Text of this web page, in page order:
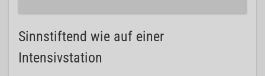
Sinnstiftend wie auf einer
Intensivstation